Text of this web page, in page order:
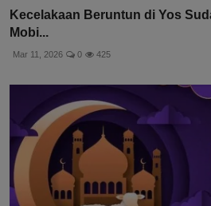
Kecelakaan Beruntun di Yos
Mobi...
Mar 11, 2026 0 425